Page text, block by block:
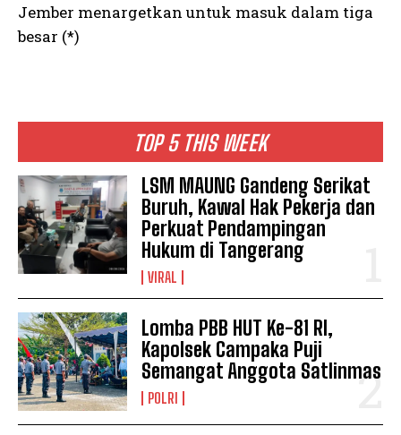
TOP 5 THIS WEEK
LSM MAUNG Gandeng Serikat
Buruh, Kawal Hak Pekerja dan
Perkuat Pendampingan
Hukum di Tangerang
VIRAL
Lomba PBB HUT Ke-81 RI,
Kapolsek Campaka Puji
Semangat Anggota Satlinmas
POLRI
Jember menargetkan untuk masuk dalam tiga
besar (*)